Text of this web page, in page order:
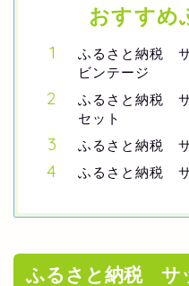
おすすめ
ふるさと納税
ビンテージ
ふるさと納税
セット
ふるさと納税
ふるさと納税
ふるさと納税 サ